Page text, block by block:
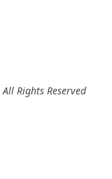
All Rights Reserved